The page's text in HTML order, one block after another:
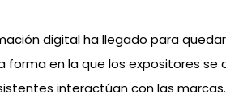
digital ha llegado para
forma en la que los expositores se
interactúan con las